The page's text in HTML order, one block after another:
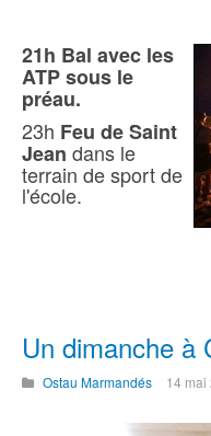
21h Bal avec les
ATP sous le
préau.
23h Feu de Saint
Jean dans le
terrain de sport de
l'école.
Un dimanche à
Ostau Marmandés 14 mai